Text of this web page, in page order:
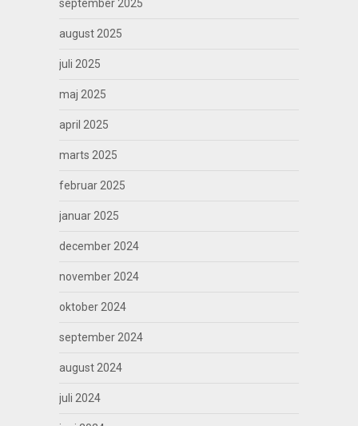
september 2025
august 2025
juli 2025
maj 2025
april 2025
marts 2025
februar 2025
januar 2025
december 2024
november 2024
oktober 2024
september 2024
august 2024
juli 2024